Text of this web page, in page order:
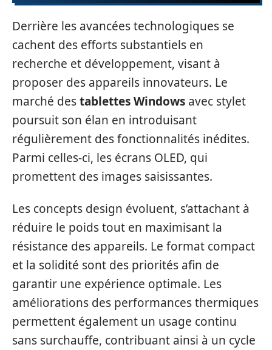
Derrière les avancées technologiques se
cachent des efforts substantiels en
recherche et développement, visant à
proposer des appareils innovateurs. Le
marché destablettes Windows avec stylet
poursuit son élan en introduisant
régulièrement des fonctionnalités inédites.
Parmi celles-ci, les écrans OLED, qui
promettent des images saisissantes.
Les concepts design évoluent, s’attachant à
réduire le poids tout en maximisant la
résistance des appareils. Le format compact
et la solidité sont des priorités afin de
garantir une expérience optimale. Les
améliorations des performances thermiques
permettent également un usage continu
sans surchauffe, contribuant ainsi à un cycle